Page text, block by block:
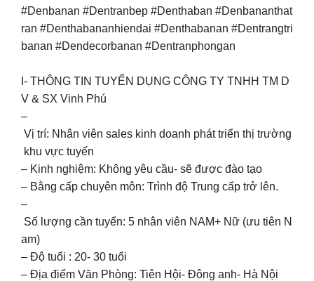
#Denbanan #Dentranbep #Denthaban #Denbananthat
ran #Denthabananhiendai #Denthabanan #Dentrangtri
banan #Dendecorbanan #Dentranphongan
I- THÔNG TIN TUYỂN DỤNG CÔNG TY TNHH TM D
V & SX Vinh Phú
–
Vị trí: Nhân viên sales kinh doanh phát triển thị trường
khu vực tuyến
– Kinh nghiệm: Không yêu cầu- sẽ được đào tạo
– Bằng cấp chuyên môn: Trình độ Trung cấp trở lên.
–
Số lượng cần tuyển: 5 nhân viên NAM+ Nữ (ưu tiên N
am)
– Độ tuổi : 20- 30 tuổi
– Địa điểm Văn Phòng: Tiên Hội- Đông anh- Hà Nội